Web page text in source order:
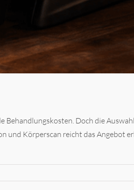
Behandlungskosten. Doch die
Körperscan reicht das Angebot